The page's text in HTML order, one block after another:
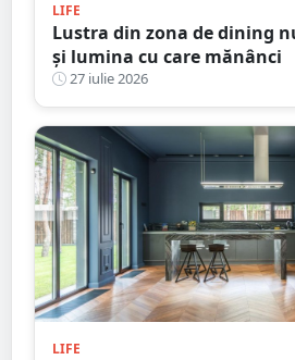
LIFE
Lustra din zona de dining
și lumina cu care mănânci
27 iulie 2026
LIFE